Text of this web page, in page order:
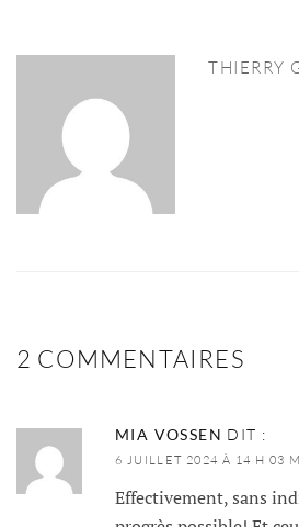
THIERRY
2 COMMENTAIRES
MIA VOSSEN DIT :
6 JUILLET 2024 À 14 H 03
Effectivement, sans